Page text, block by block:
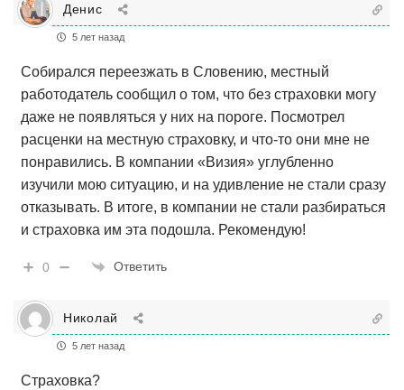
Денис
5 лет назад
Собирался переезжать в Словению, местный
работодатель сообщил о том, что без страховки могу
даже не появляться у них на пороге. Посмотрел
расценки на местную страховку, и что-то они мне не
понравились. В компании «Визия» углубленно
изучили мою ситуацию, и на удивление не стали сразу
отказывать. В итоге, в компании не стали разбираться
и страховка им эта подошла. Рекомендую!
0 Ответить
Николай
5 лет назад
Страховка?